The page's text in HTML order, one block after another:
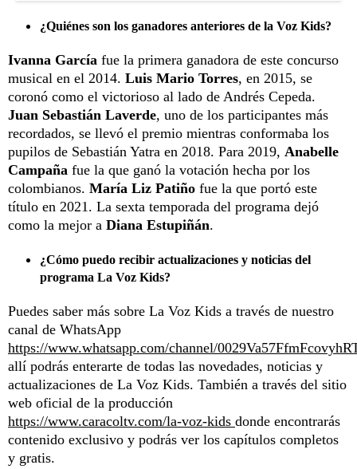
¿Quiénes son los ganadores anteriores de la Voz Kids?
Ivanna García fue la primera ganadora de este concurso
musical en el 2014. Luis Mario Torres, en 2015, se
coronó como el victorioso al lado de Andrés Cepeda.
Juan Sebastián Laverde, uno de los participantes más
recordados, se llevó el premio mientras conformaba los
pupilos de Sebastián Yatra en 2018. Para 2019, Anabelle
Campaña fue la que ganó la votación hecha por los
colombianos. María Liz Patiño fue la que portó este
título en 2021. La sexta temporada del programa dejó
como la mejor a Diana Estupiñán.
¿Cómo puedo recibir actualizaciones y noticias del
programa La Voz Kids?
Puedes saber más sobre La Voz Kids a través de nuestro
canal de WhatsApp
https://www.whatsapp.com/channel/
allí podrás enterarte de todas las novedades, noticias y
actualizaciones de La Voz Kids. También a través del sitio
web oficial de la producción
https://www.caracoltv.com/la-voz-kids donde encontrarás
contenido exclusivo y podrás ver los capítulos completos
y gratis.